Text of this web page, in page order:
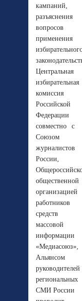
кампаний,
разъяснения
вопросов
применения
Центральная
избирательная
комиссия
Российской
Федерации
совместно с
Союзом
журналистов
России,
общественной
организацией
работников
средств
массовой
информации
«Медиасоюз»,
Альянсом
руководителей
региональных
СМИ России